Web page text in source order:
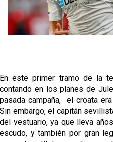
La cita ante el Espanyol
El dato que destaca a
Premier
El Granada negocia con
Flores
En este primer tramo de la
contando en los planes de
pasada campaña, el croata
Sin embargo, el capitán
del vestuario, ya que lleva
escudo, y también por gran